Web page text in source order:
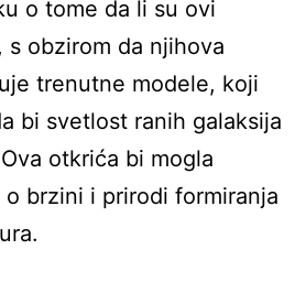
o tome da li su ovi
s obzirom da njihova
trenutne modele, koji
bi svetlost ranih galaksija
otkrića bi mogla
brzini i prirodi formiranja